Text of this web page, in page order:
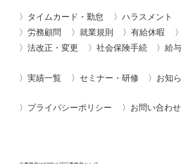
タイムカード・勤怠 ハラスメント
労務顧問
就業規則 有給休暇
法改正・変更
社会保険手続 給
実績一覧 セミナー・研修 お知
プライバシーポリシー お問い合わ